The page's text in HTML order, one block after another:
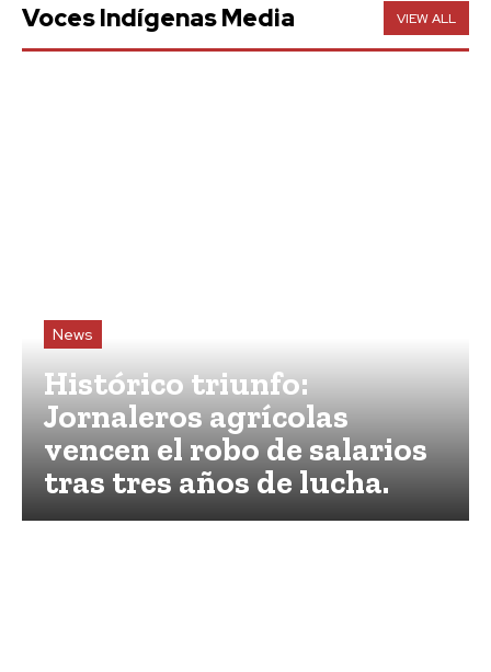
Voces Indígenas Media VIEW ALL
News
Histórico triunfo:
Jornaleros agrícolas
vencen el robo de salarios
tras tres años de lucha.